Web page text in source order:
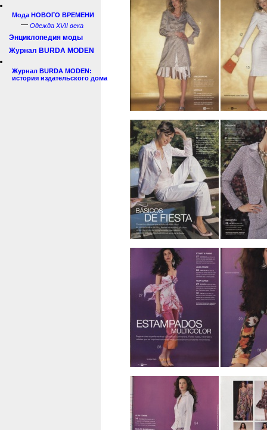
Мода НОВОГО ВРЕМЕНИ
— Одежда XVII века
Энциклопедия моды
Журнал BURDA MODEN
Журнал BURDA MODEN:
история издательского дома